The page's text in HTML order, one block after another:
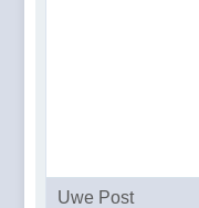
Uwe Post